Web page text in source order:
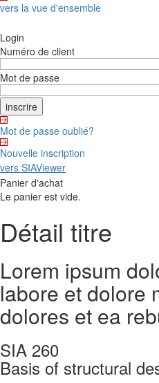
vers la vue d'ensemble
Login
Numéro de client
Mot de passe
Mot de passe oublié?
Nouvelle inscription
vers SIAViewer
Panier d'achat
Le panier est vide.
Détail titre
Lorem ipsum
labore et dolore
dolores et ea
SIA 260
Basis of structural